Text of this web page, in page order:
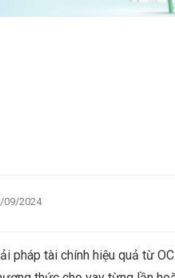
09/2024
pháp tài chính hiệu quả từ